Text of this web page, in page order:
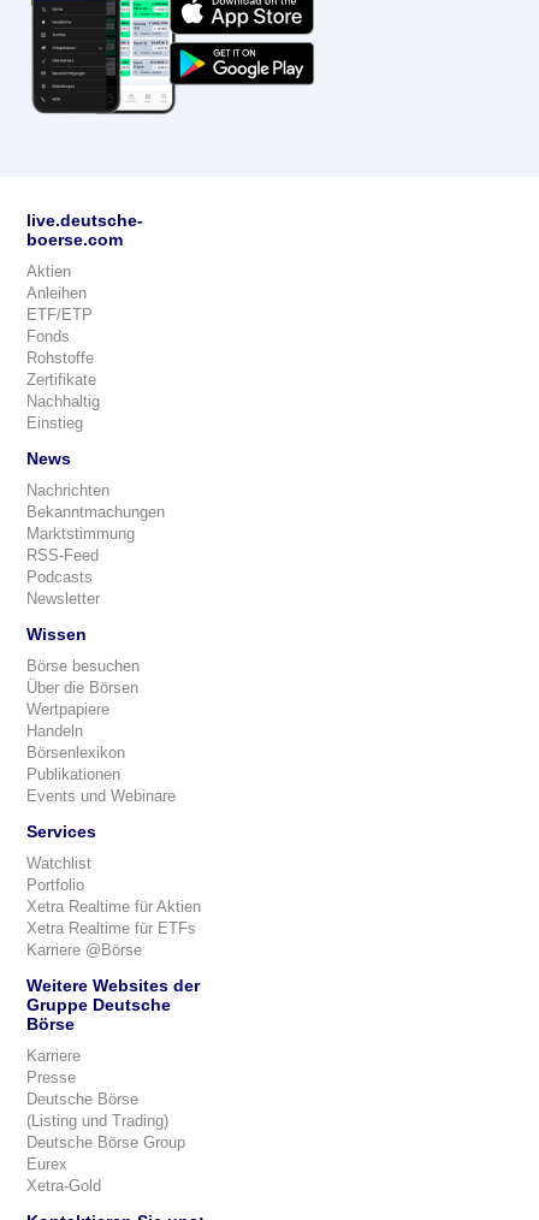
live.deutsche-
boerse.com
Aktien
Anleihen
ETF/ETP
Fonds
Rohstoffe
Zertifikate
Nachhaltig
Einstieg
News
Nachrichten
Bekanntmachungen
Marktstimmung
RSS-Feed
Podcasts
Newsletter
Wissen
Börse besuchen
Über die Börsen
Wertpapiere
Handeln
Börsenlexikon
Publikationen
Events und Webinare
Services
Watchlist
Portfolio
Xetra Realtime für Aktien
Xetra Realtime für ETFs
Karriere @Börse
Weitere Websites der
Gruppe Deutsche
Börse
Karriere
Presse
Deutsche Börse
(Listing und Trading)
Deutsche Börse Group
Eurex
Xetra-Gold